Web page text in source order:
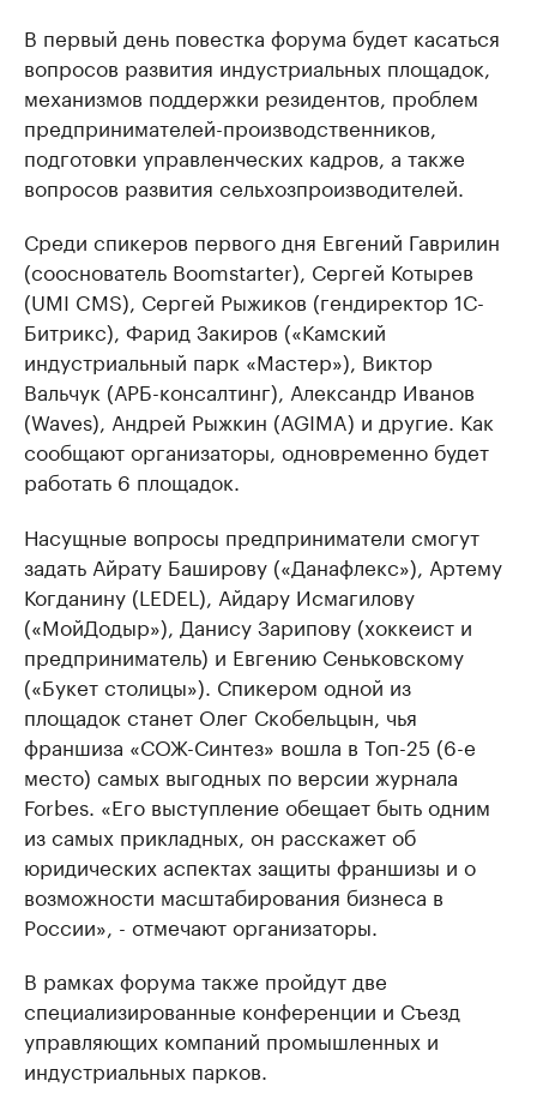
В первый день повестка форума будет касаться
вопросов развития индустриальных площадок,
механизмов поддержки резидентов, проблем
предпринимателей-производственников,
подготовки управленческих кадров, а также
вопросов развития сельхозпроизводителей.
Среди спикеров первого дня Евгений Гаврилин
(сооснователь Boomstarter), Сергей Котырев
(UMI CMS), Сергей Рыжиков (гендиректор 1С-
Битрикс), Фарид Закиров («Камский
индустриальный парк «Мастер»), Виктор
Вальчук (АРБ-консалтинг), Александр Иванов
(Waves), Андрей Рыжкин (AGIMA) и другие. Как
сообщают организаторы, одновременно будет
работать 6 площадок.
Насущные вопросы предприниматели смогут
задать Айрату Баширову («Данафлекс»), Артему
Когданину (LEDEL), Айдару Исмагилову
(«МойДодыр»), Данису Зарипову (хоккеист и
предприниматель) и Евгению Сеньковскому
(«Букет столицы»). Спикером одной из
площадок станет Олег Скобельцын, чья
франшиза «СОЖ-Синтез» вошла в Топ-25 (6-е
место) самых выгодных по версии журнала
Forbes. «Его выступление обещает быть одним
из самых прикладных, он расскажет об
юридических аспектах защиты франшизы и о
возможности масштабирования бизнеса в
России», - отмечают организаторы.
В рамках форума также пройдут две
специализированные конференции и Съезд
управляющих компаний промышленных и
индустриальных парков.